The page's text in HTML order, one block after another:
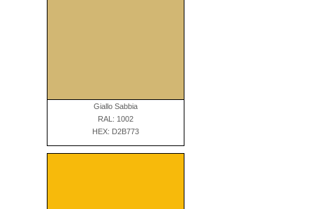
Giallo Sabbia
RAL: 1002
HEX: D2B773